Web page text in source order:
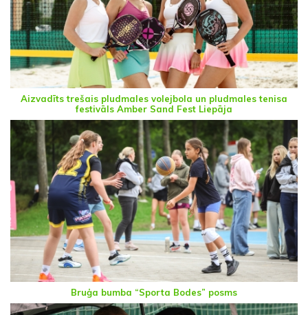
Aizvadīts trešais pludmales volejbola un pludmales tenisa
festivāls Amber Sand Fest Liepāja
Bruģa bumba “Sporta Bodes” posms